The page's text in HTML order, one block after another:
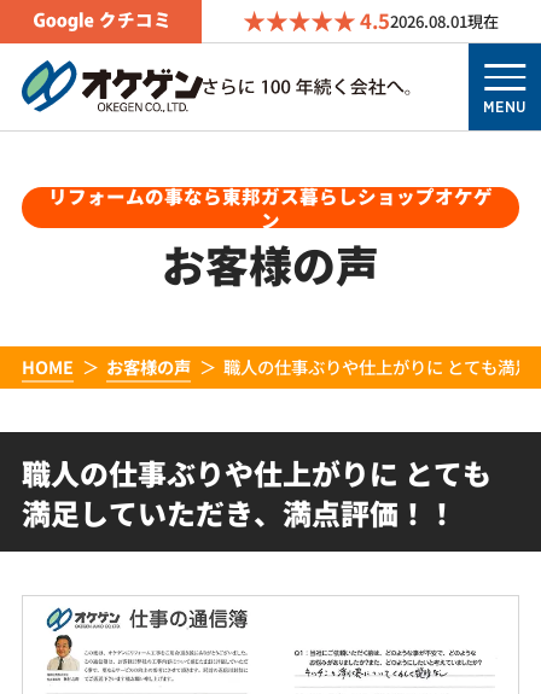
4.52026.08.01現在
MENU
リフォームの事なら東邦ガス暮らしショップオケゲ
ン
お客様の声
HOME お客様の声 職人の仕事ぶりや仕上がりに とても満
職人の仕事ぶりや仕上がりに とても
満足していただき、満点評価！！